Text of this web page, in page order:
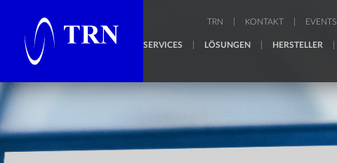
TRN KONTAKT EVENTS
SERVICES LÖSUNGEN HERSTELLER